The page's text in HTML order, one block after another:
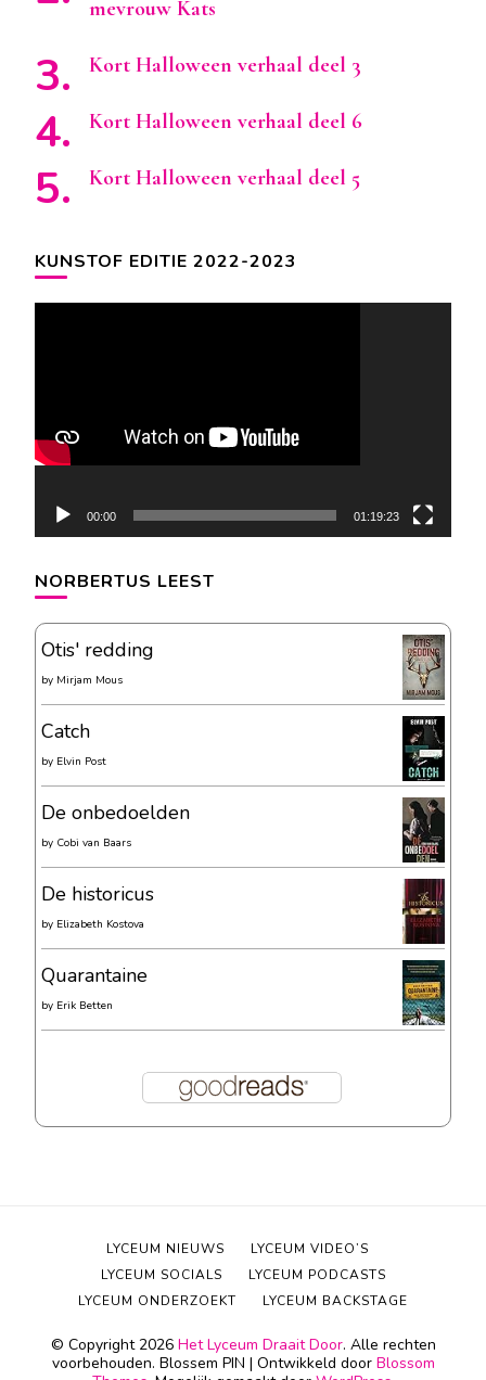
mevrouw Kats
Kort Halloween verhaal deel 3
Kort Halloween verhaal deel 6
Kort Halloween verhaal deel 5
KUNSTOF EDITIE 2022-2023
00:00 01:19:23
NORBERTUS LEEST
Otis' redding
by Mirjam Mous
Catch
by Elvin Post
De onbedoelden
by Cobi van Baars
De historicus
by Elizabeth Kostova
Quarantaine
by Erik Betten
© Copyright 2026 Het Lyceum Draait Door. Alle rechten
voorbehouden. Blossem PIN | Ontwikkeld door Blossom
LYCEUM NIEUWS
LYCEUM VIDEO’S
LYCEUM SOCIALS
LYCEUM PODCASTS
LYCEUM ONDERZOEKT
LYCEUM BACKSTAGE